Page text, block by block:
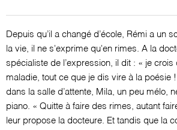
Depuis qu’il a changé d’école, Rémi a un
la vie, il ne s'exprime qu'en rimes. A la
spécialiste de l’expression, il dit : « je crois
maladie, tout ce que je dis vire à la poésie
dans la salle d’attente, Mila, un peu mélo,
piano. « Quitte à faire des rimes, autant
leur propose la docteure. Et tandis que la